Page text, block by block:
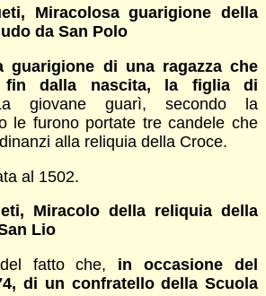
Miracolosa guarigione della
da San Polo
guarigione di una ragazza che
fin dalla nascita, la figlia di
giovane guarì, secondo la
le furono portate tre candele che
alla reliquia della Croce.
al 1502.
Miracolo della reliquia della
Lio
fatto che, in occasione del
di un confratello della Scuola